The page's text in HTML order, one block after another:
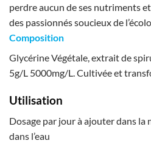
perdre aucun de ses nutriments
des passionnés soucieux de
Composition
Glycérine Végétale, extrait de
5g/L 5000mg/L. Cultivée et
Utilisation
Dosage par jour à ajouter dans
dans l’eau